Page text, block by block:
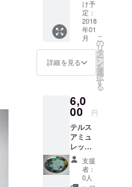
いま
す。 画
像はサ
ンプル
で天然
石含む)
なので
異なり
ます。
桐箱に
入れて
発送し
ます 注)
アワビ
の殻と
浄化用
～白の
まだら
模様) ピ
ンクオ
パール
(薄いピ
ンク) 純
ていま
す。 画
ンプル
で天然
石(合成
石含む)
なので
写真の
ラップ
バー
ジョン
です。
使用石
は タン
グステ
属) シー
ブルー
カルセ
ドニー
(半透明
な水色)
アクア
マリン
(透明な
級編 天
然石さ
ざれ石
やスワ
ロフス
キー等
高級素
材を封
て、純
銀のワ
イヤー
を通し
て作っ
た高級
なオリ
ジナル
ビーズ
け予
定：
2018
年01
月
詳細を見る
こ
の
リ
タ
ー
ン
を
選
択
す
る
6,0
00 円
テルス
アミュ
レット
スト
ラップ
アズロ
支援
者：
0人